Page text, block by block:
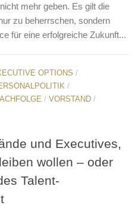
mehr geben. Es gilt die
zu beherrschen, sondern
für eine erfolgreiche Zukunft...
OPTIONS /
/
/ VORSTAND /
und Executives,
wollen – oder
Talent-